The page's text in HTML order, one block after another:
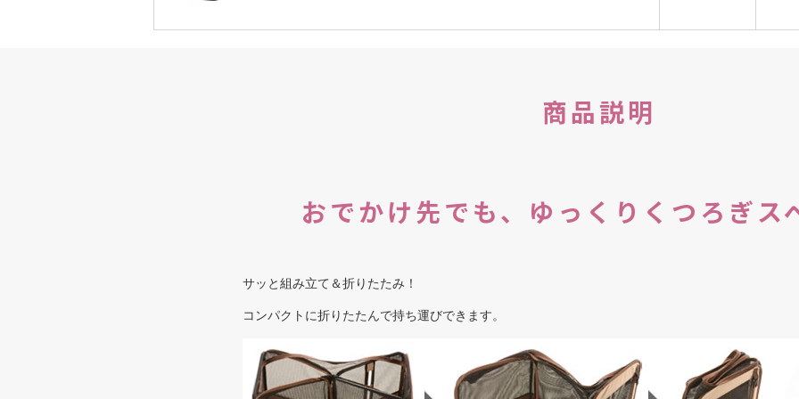
商品説明
おでかけ先でも、ゆっくりくつろぎス
サッと組み立て＆折りたたみ！
コンパクトに折りたたんで持ち運びできます。